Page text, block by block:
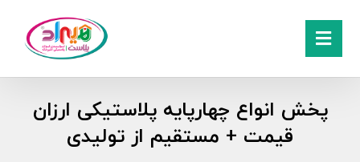
پخش انواع چهارپایه پلاستیکی ارزان
قیمت + مستقیم از تولیدی